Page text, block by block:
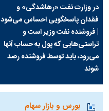
در وزارت نفت «رهاشدگی» و
فقدان پاسخگویی احساس می‌شود
| فروشنده نفت وزیر است و
تراستی‌هایی که پول به حساب آنها
می‌رود، باید توسط فروشنده رصد
شوند
بورس و بازار سهام